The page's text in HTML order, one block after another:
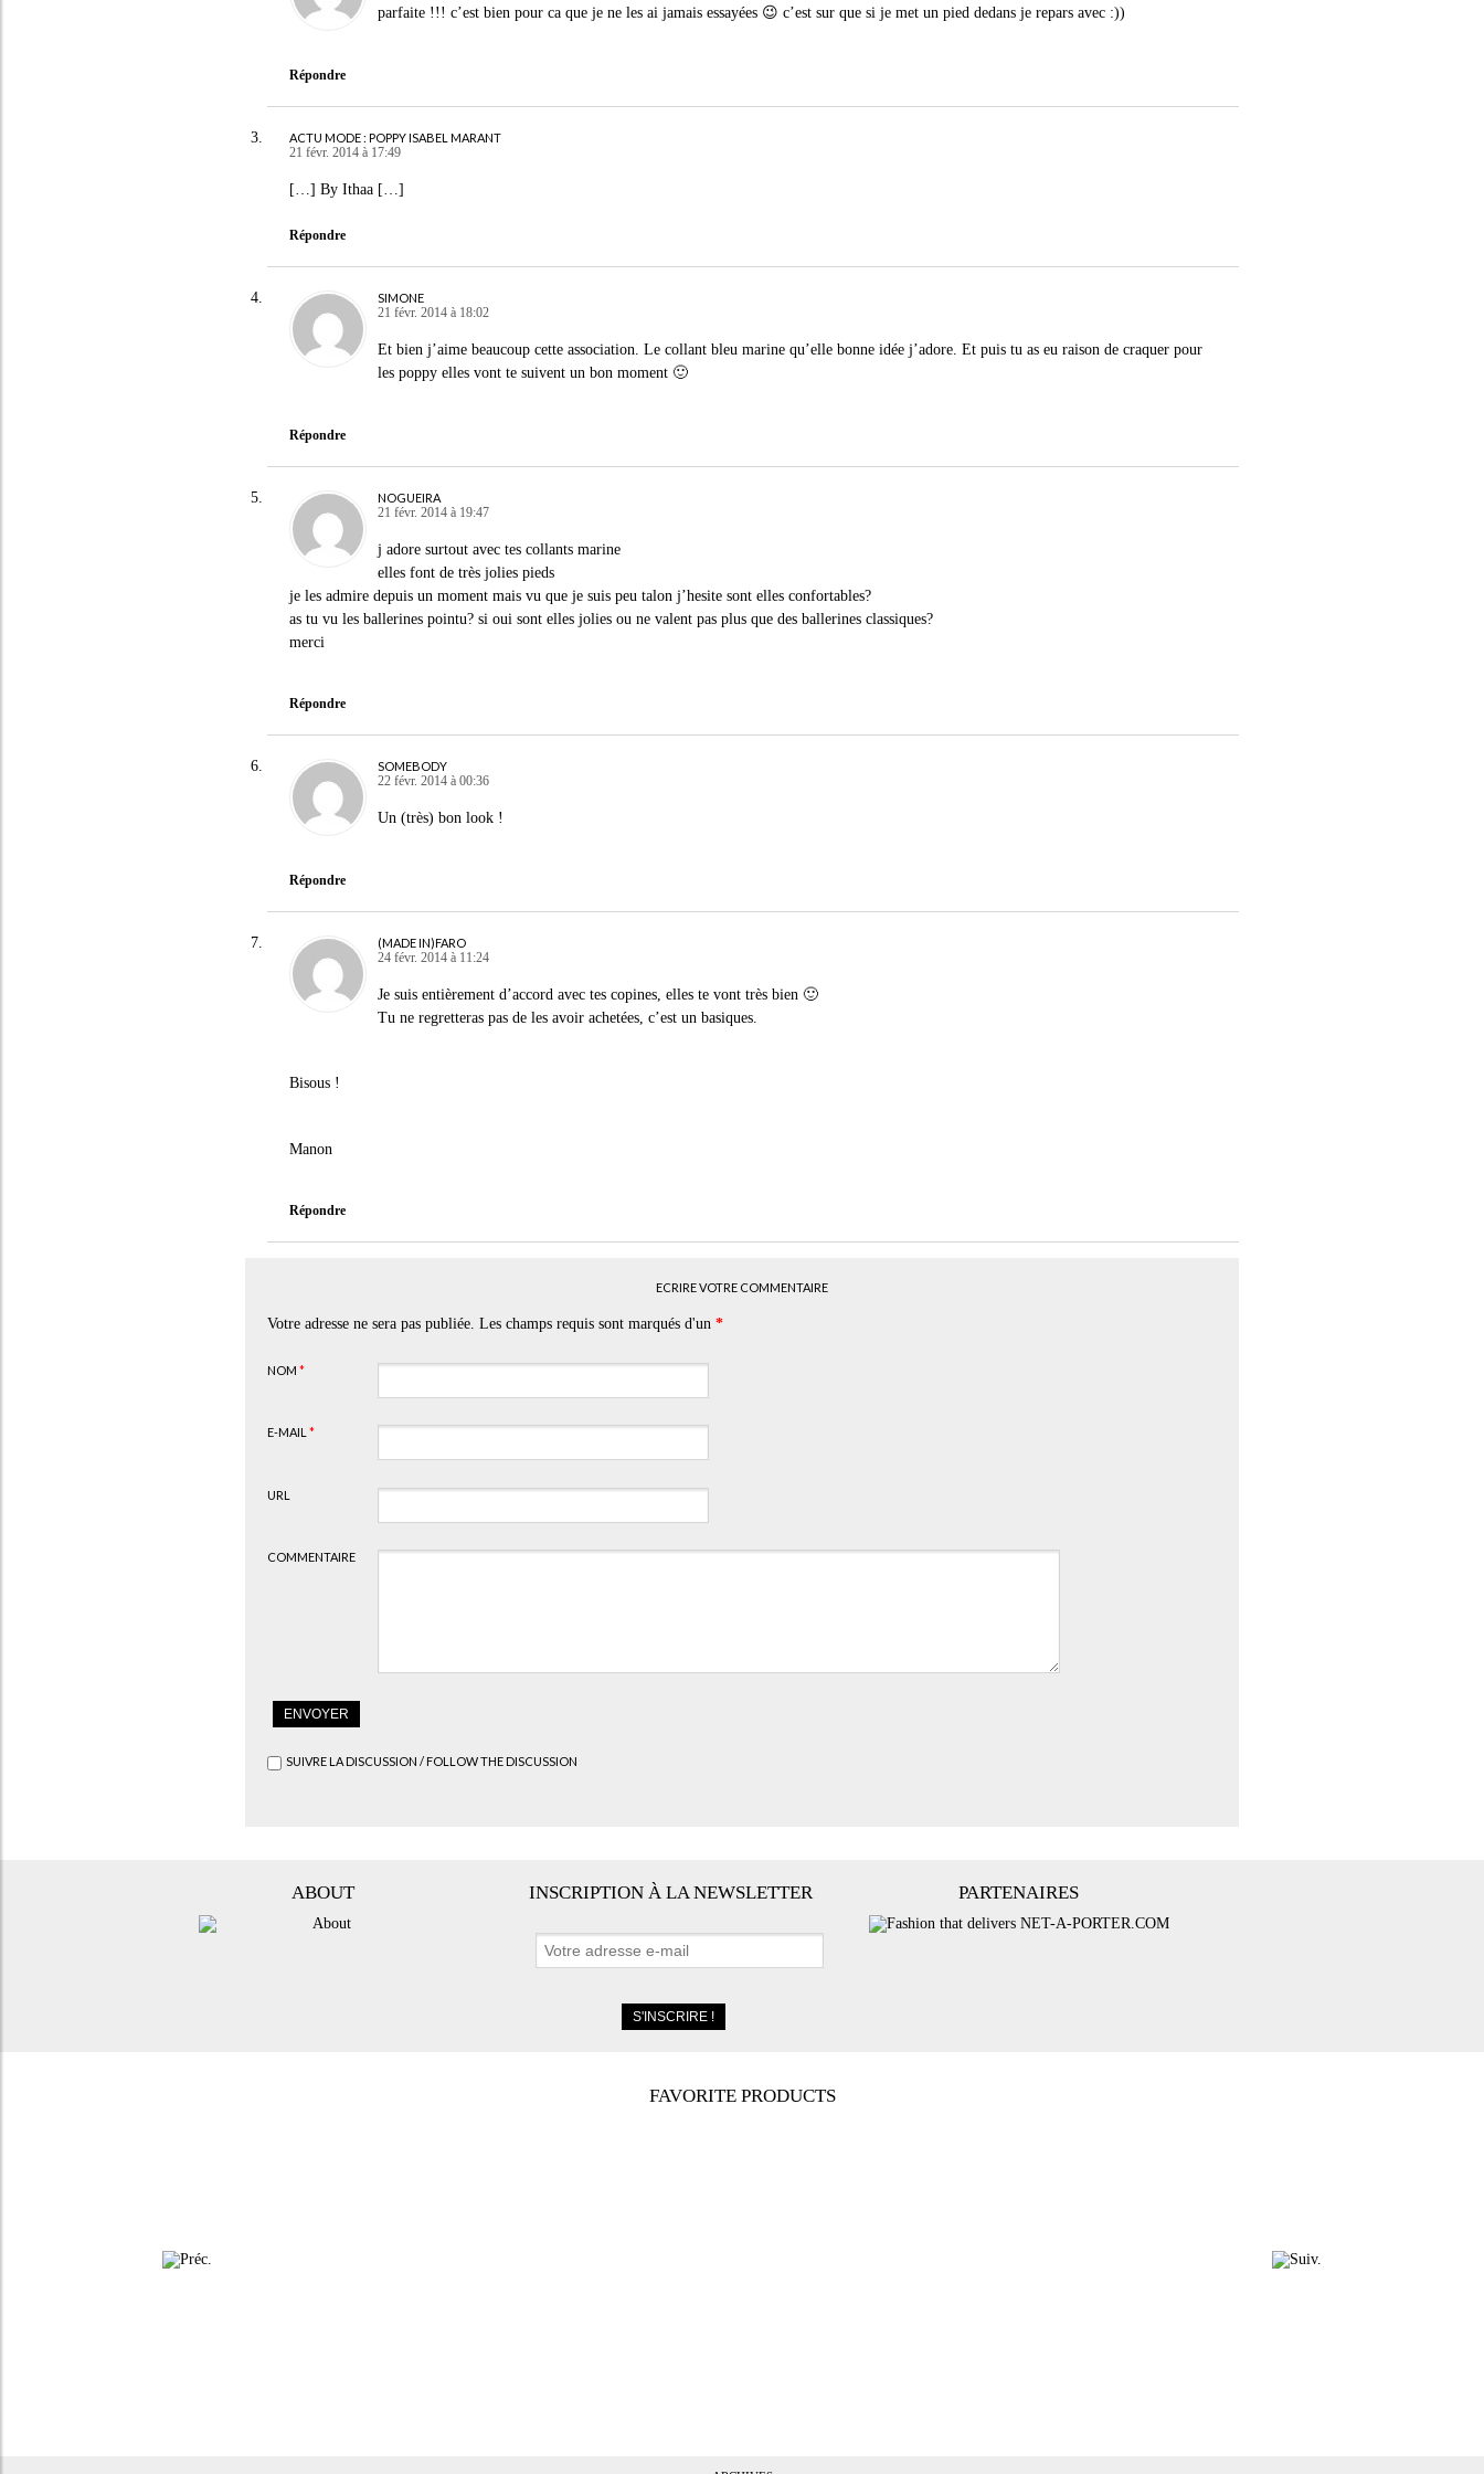
parfaite !!! c’est bien pour ca que je ne les ai jamais essayées 😉 c’est sur que si je met un pied dedans je repars avec :))
Répondre
ACTU MODE : POPPY ISABEL MARANT
21 févr. 2014 à 17:49
[…] By Ithaa […]
Répondre
SIMONE
21 févr. 2014 à 18:02
Et bien j’aime beaucoup cette association. Le collant bleu marine qu’elle bonne idée j’adore. Et puis tu as eu raison de craquer pour
les poppy elles vont te suivent un bon moment 🙂
Répondre
NOGUEIRA
21 févr. 2014 à 19:47
j adore surtout avec tes collants marine
elles font de très jolies pieds
je les admire depuis un moment mais vu que je suis peu talon j’hesite sont elles confortables?
as tu vu les ballerines pointu? si oui sont elles jolies ou ne valent pas plus que des ballerines classiques?
merci
Répondre
SOMEBODY
22 févr. 2014 à 00:36
Un (très) bon look !
Répondre
(MADE IN)FARO
24 févr. 2014 à 11:24
Je suis entièrement d’accord avec tes copines, elles te vont très bien 🙂
Tu ne regretteras pas de les avoir achetées, c’est un basiques.
Bisous !
Manon
Répondre
ECRIRE VOTRE COMMENTAIRE
Votre adresse ne sera pas publiée. Les champs requis sont marqués d'un *
NOM *
E-MAIL *
URL
COMMENTAIRE
SUIVRE LA DISCUSSION / FOLLOW THE DISCUSSION
ABOUT INSCRIPTION À LA NEWSLETTER PARTENAIRES
FAVORITE PRODUCTS